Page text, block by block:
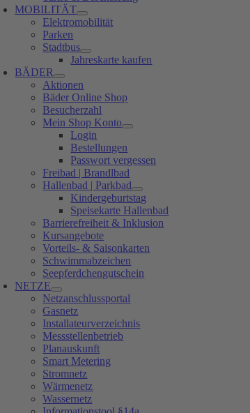
MOBILITÄT
Elektromobilität
Parken
Stadtbus
Jahreskarte kaufen
BÄDER
Aktionen
Bäder Online Shop
Besucherzahl
Mein Shop Konto
Login
Bestellungen
Passwort vergessen
Freibad | Brandlbad
Hallenbad | Parkbad
Kindergeburtstag
Speisekarte Hallenbad
Barrierefreiheit & Inklusion
Kursangebote
Vorteils- & Saisonkarten
Schwimmabzeichen
Seepferdchengutschein
NETZE
Netzanschlussportal
Gasnetz
Installateurverzeichnis
Messstellenbetrieb
Planauskunft
Smart Metering
Stromnetz
Wärmenetz
Wassernetz